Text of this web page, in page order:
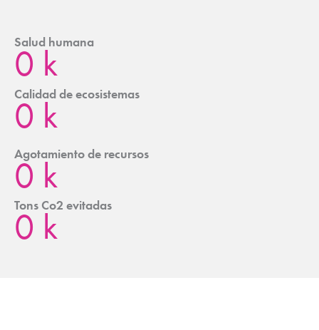
Salud humana
0 k
Calidad de ecosistemas
0 k
Agotamiento de recursos
0 k
Tons Co2 evitadas
0 k